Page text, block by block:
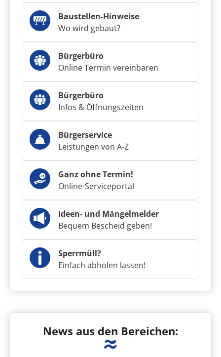
Baustellen-Hinweise
Wo wird gebaut?
Bürgerbüro
Online Termin vereinbaren
Bürgerbüro
Infos & Öffnungszeiten
Bürgerservice
Leistungen von A-Z
Ganz ohne Termin!
Online-Serviceportal
Ideen- und Mängelmelder
Bequem Bescheid geben!
Sperrmüll?
Einfach abholen lassen!
News aus den Bereichen: